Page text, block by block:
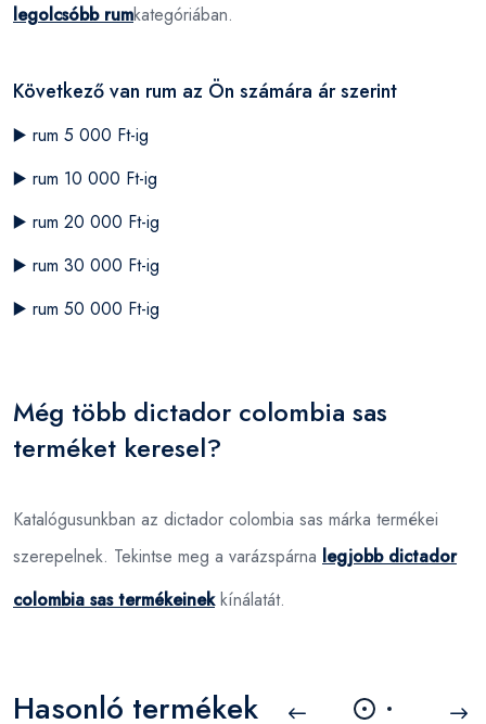
legolcsóbb rumkategóriában.
Következő van rum az Ön számára ár szerint
▶️ rum 5 000 Ft-ig
▶️ rum 10 000 Ft-ig
▶️ rum 20 000 Ft-ig
▶️ rum 30 000 Ft-ig
▶️ rum 50 000 Ft-ig
Még több dictador colombia sas
terméket keresel?
Katalógusunkban az dictador colombia sas márka termékei
szerepelnek. Tekintse meg a varázspárna legjobb dictador
colombia sas termékeinekkínálatát.
Hasonló termékek